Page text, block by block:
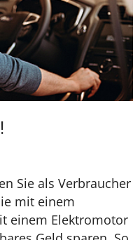
Sie als Verbraucher
mit einem
einem Elektromotor